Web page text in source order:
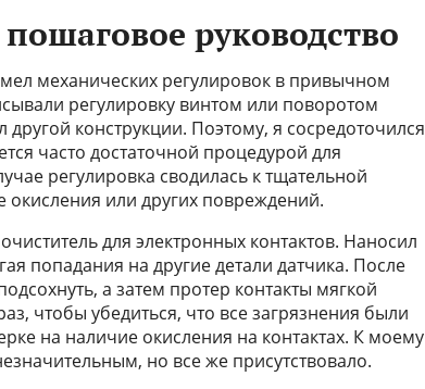
руководство
механических регулировок в привычном
регулировку винтом или поворотом
конструкции. Поэтому, я сосредоточился
часто достаточной процедурой для
регулировка сводилась к тщательной
окисления или других повреждений.
для электронных контактов. Наносил
попадания на другие детали датчика. После
а затем протер контакты мягкой
чтобы убедиться, что все загрязнения были
на наличие окисления на контактах. К моему
но все же присутствовало.